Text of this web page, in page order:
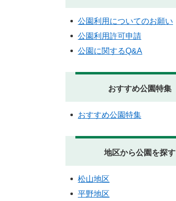
公園利用についてのお願い
公園利用許可申請
公園に関するQ&A
おすすめ公園特集
おすすめ公園特集
地区から公園を探す
松山地区
平野地区